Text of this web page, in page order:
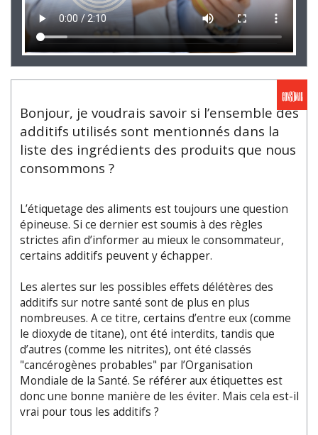
Bonjour, je voudrais savoir si l’ensemble des
additifs utilisés sont mentionnés dans la
liste des ingrédients des produits que nous
consommons ?
L’étiquetage des aliments est toujours une question
épineuse. Si ce dernier est soumis à des règles
strictes afin d’informer au mieux le consommateur,
certains additifs peuvent y échapper.
Les alertes sur les possibles effets délétères des
additifs sur notre santé sont de plus en plus
nombreuses. A ce titre, certains d’entre eux (comme
le dioxyde de titane), ont été interdits, tandis que
d’autres (comme les nitrites), ont été classés
"cancérogènes probables" par l’Organisation
Mondiale de la Santé. Se référer aux étiquettes est
donc une bonne manière de les éviter. Mais cela est-il
vrai pour tous les additifs ?